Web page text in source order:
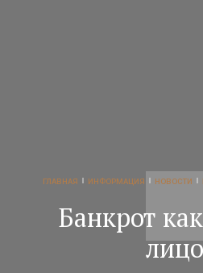
ГЛАВНАЯ ИНФОРМАЦИЯ НОВОСТИ
Банкрот